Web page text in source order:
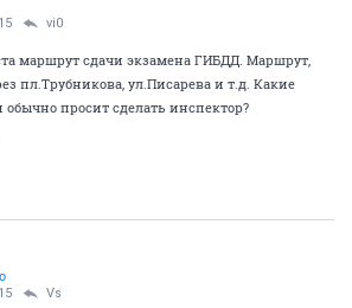
vi0
маршрут сдачи экзамена ГИБДД. Маршрут,
пл.Трубникова, ул.Писарева и т.д. Какие
просит сделать инспектор?
Vs